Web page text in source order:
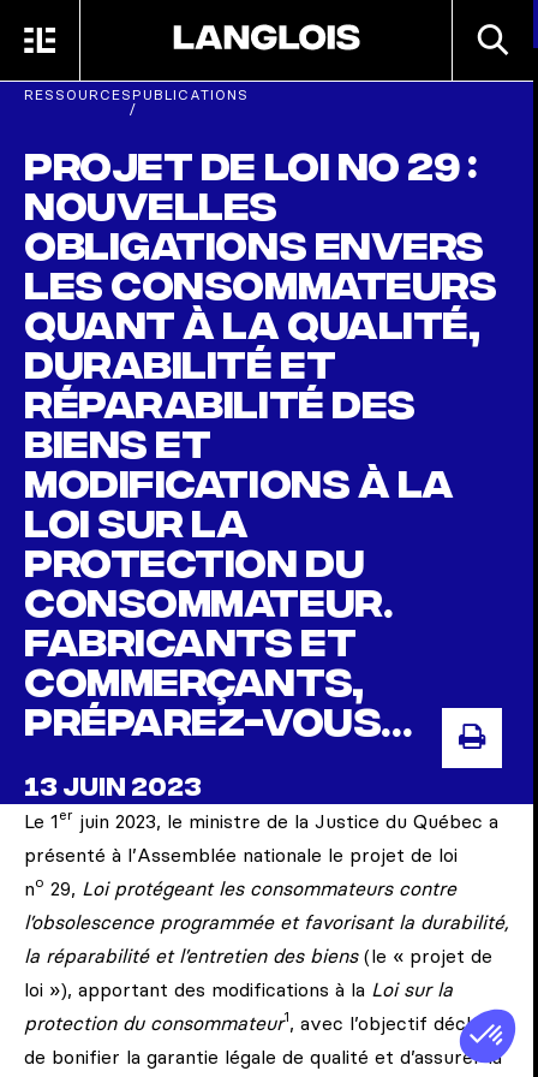
MENU
RESSOURCES
/
PUBLICATIONS
Projet de loi no 29 :
nouvelles
obligations envers
les consommateurs
quant à la qualité,
durabilité et
réparabilité des
biens et
modifications à la
Loi sur la
protection du
consommateur.
Fabricants et
commerçants,
préparez-vous…
13 JUIN 2023
Le 1er juin 2023, le ministre de la Justice du Québec a
présenté à l’Assemblée nationale le projet de loi
no 29, Loi protégeant les consommateurs contre
l’obsolescence programmée et favorisant la durabilité,
la réparabilité et l’entretien des biens (le « projet de
loi »), apportant des modifications à la Loi sur la
protection du consommateur1, avec l’objectif déclaré
de bonifier la garantie légale de qualité et d’assurer la